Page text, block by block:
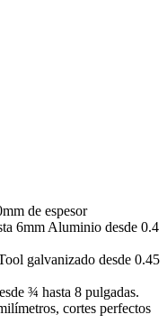
de espesor
6mm Aluminio desde 0.4
galvanizado desde 0.45
¾ hasta 8 pulgadas.
cortes perfectos